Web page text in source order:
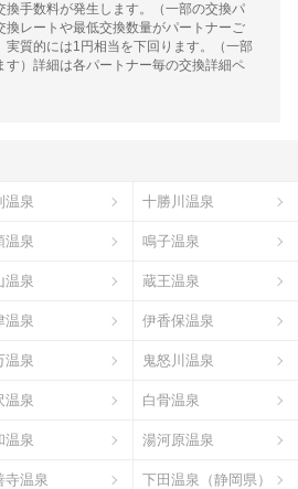
換手数料が発生します。（一部の交換パ
換レートや最低交換数量がパートナーご
実質的には1円相当を下回ります。（一部
す）詳細は各パートナー毎の交換詳細ペ
温泉 十勝川温泉
温泉 鳴子温泉
温泉 蔵王温泉
温泉 伊香保温泉
温泉 鬼怒川温泉
温泉 白骨温泉
温泉 湯河原温泉
寺温泉 下田温泉（静岡県）